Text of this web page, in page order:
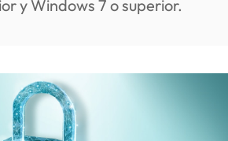
y Windows 7 o superior.